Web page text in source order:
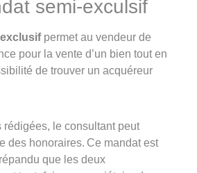
semi-exculsif
permet au vendeur de
pour la vente d’un bien tout en
de trouver un acquéreur
rédigées, le consultant peut
des honoraires. Ce mandat est
que les deux